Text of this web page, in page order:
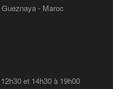
- Maroc
et 14h30 à 19h00